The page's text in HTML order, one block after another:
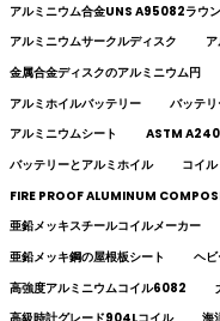
アルミニウム合金UNS A95082ラウ
アルミニウムサークルディスク
金属合金ディスクのアルミニウム円
アルミホイルバッテリー
バッテ
アルミニウムシート
ASTM A240
バッテリーとアルミホイル
コイル
FIRE PROOF ALUMINUM
亜鉛メッキスチールコイルメーカー
亜鉛メッキ鋼の屋根板シート
ヘ
高強度アルミニウムコイル6082